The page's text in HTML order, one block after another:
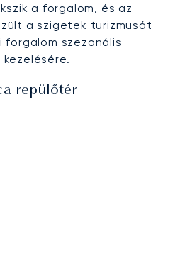
a forgalom, és az
a szigetek turizmusát
szezonális
repülőtér